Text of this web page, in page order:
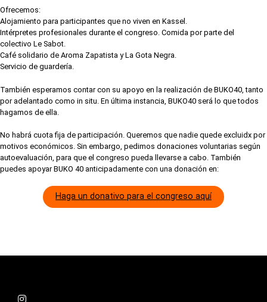
Ofrecemos:
Alojamiento para participantes que no viven en Kassel.
Intérpretes profesionales durante el congreso. Comida por parte del
colectivo Le Sabot.
Café solidario de Aroma Zapatista y La Gota Negra.
Servicio de guardería.
También esperamos contar con su apoyo en la realización de BUKO40, tanto
por adelantado como in situ. En última instancia, BUKO40 será lo que todos
hagamos de ella.
No habrá cuota fija de participación. Queremos que nadie quede excluidx por
motivos económicos. Sin embargo, pedimos donaciones voluntarias según
autoevaluación, para que el congreso pueda llevarse a cabo. También
puedes apoyar BUKO 40 anticipadamente con una donación en:
Haga un donativo para el congreso aquí